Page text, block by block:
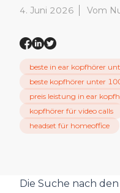
4. Juni 2026 Vom
beste in ear kopfhörer
beste kopfhörer unter
preis leistung in ear
kopfhörer für video calls
headset für homeoffice
Die Suche nach